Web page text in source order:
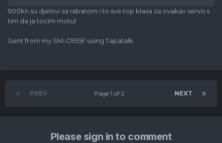
900kn su djelovi sa rabatom i to sve top klasa za ovakav servis s
tim da ja tocim motul
Sent from my SM-G955F using Tapatalk
PREV NEXT
Page 1 of 2
Please sign in to comment